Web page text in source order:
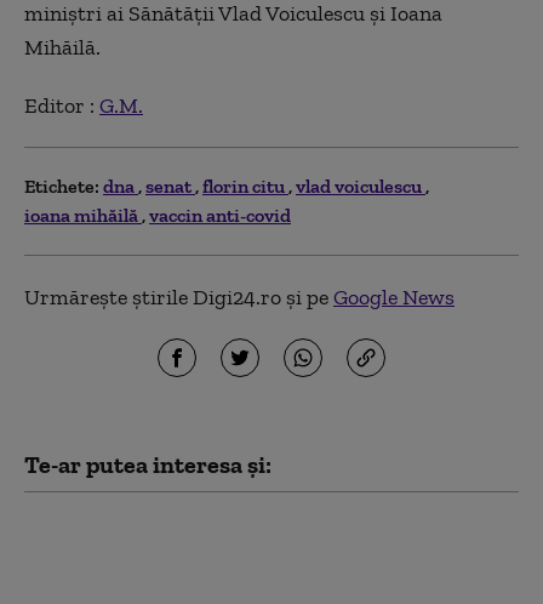
miniştri ai Sănătăţii Vlad Voiculescu şi Ioana
Mihăilă.
Editor : G.M.
Etichete: dna senat florin citu vlad voiculescu
ioana mihăilă vaccin anti-covid
Urmărește știrile Digi24.ro și peGoogle News
Te-ar putea interesa și: